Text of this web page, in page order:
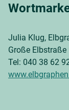
Julia Klug,
Große
Tel: 040 38 62